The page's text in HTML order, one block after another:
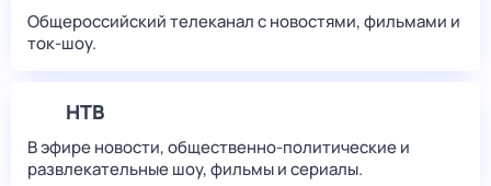
Общероссийский телеканал с новостями, фильмами и
ток-шоу.
НТВ
В эфире новости, общественно-политические и
развлекательные шоу, фильмы и сериалы.